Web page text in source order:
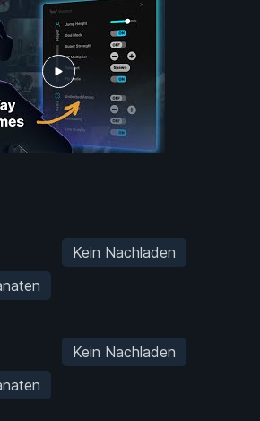
Kein Nachladen
Kein Nachladen